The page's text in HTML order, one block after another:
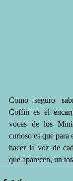
Como seguro
Coffin es el
voces de los
curioso es que para
hacer la voz de
que aparecen, un